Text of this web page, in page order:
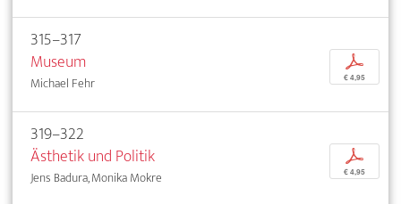
315–317
Museum
Michael Fehr
p
€ 4,95
319–322
Ästhetik und Politik
Jens Badura, Monika Mokre
p
€ 4,95